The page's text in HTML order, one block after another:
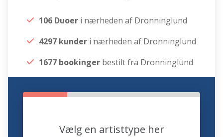
106 Duoer i nærheden af Dronninglund
4297 kunder i nærheden af Dronninglund
1677 bookinger bestilt fra Dronninglund
Vælg en artisttype her